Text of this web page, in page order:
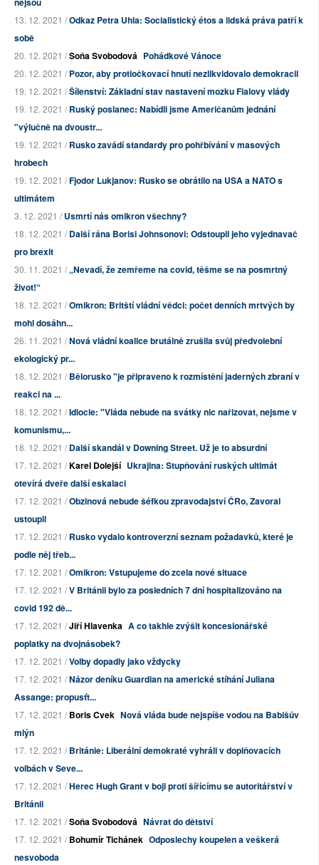
13. 12. 2021 /Odkaz Petra Uhla: Socialistický étos a lidská práva patří k
sobě
20. 12. 2021 /Soňa Svobodová Pohádkové Vánoce
20. 12. 2021 /Pozor, aby protiočkovací hnutí nezlikvidovalo demokracii
19. 12. 2021 /Šílenství: Základní stav nastavení mozku Fialovy vlády
19. 12. 2021 /Ruský poslanec: Nabídli jsme Američanům jednání
"výlučně na dvoustr...
19. 12. 2021 /Rusko zavádí standardy pro pohřbívání v masových
hrobech
19. 12. 2021 /Fjodor Lukjanov: Rusko se obrátilo na USA a NATO s
ultimátem
3. 12. 2021 /Usmrtí nás omikron všechny?
18. 12. 2021 /Další rána Borisi Johnsonovi: Odstoupil jeho vyjednavač
pro brexit
30. 11. 2021 /„Nevadí, že zemřeme na covid, těšme se na posmrtný
život!“
18. 12. 2021 /Omikron: Britští vládní vědci: počet denních mrtvých by
mohl dosáhn...
26. 11. 2021 /Nová vládní koalice brutálně zrušila svůj předvolební
ekologický pr...
18. 12. 2021 /Bělorusko "je připraveno k rozmístění jaderných zbraní v
reakci na ...
18. 12. 2021 /Idiocie: "Vláda nebude na svátky nic nařizovat, nejsme v
komunismu,...
18. 12. 2021 /Další skandál v Downing Street. Už je to absurdní
17. 12. 2021 /Karel Dolejší Ukrajina: Stupňování ruských ultimát
otevírá dveře další eskalaci
17. 12. 2021 /Obzinová nebude šéfkou zpravodajství ČRo, Zavoral
ustoupil
17. 12. 2021 /Rusko vydalo kontroverzní seznam požadavků, které je
podle něj třeb...
17. 12. 2021 /Omikron: Vstupujeme do zcela nové situace
17. 12. 2021 /V Británii bylo za posledních 7 dní hospitalizováno na
covid 192 dě...
17. 12. 2021 /Jiří Hlavenka A co takhle zvýšit koncesionářské
poplatky na dvojnásobek?
17. 12. 2021 /Volby dopadly jako vždycky
17. 12. 2021 /Názor deníku Guardian na americké stíhání Juliana
Assange: propusťt...
17. 12. 2021 /Boris Cvek Nová vláda bude nejspíše vodou na Babišův
mlýn
17. 12. 2021 /Británie: Liberální demokraté vyhráli v doplňovacích
volbách v Seve...
17. 12. 2021 /Herec Hugh Grant v boji proti šířícímu se autoritářství v
Británii
17. 12. 2021 /Soňa Svobodová Návrat do dětství
17. 12. 2021 /Bohumír Tichánek Odposlechy koupelen a veškerá
nesvoboda